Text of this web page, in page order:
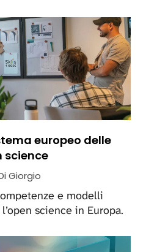
europeo delle
science
Giorgio
e modelli
science in Europa.